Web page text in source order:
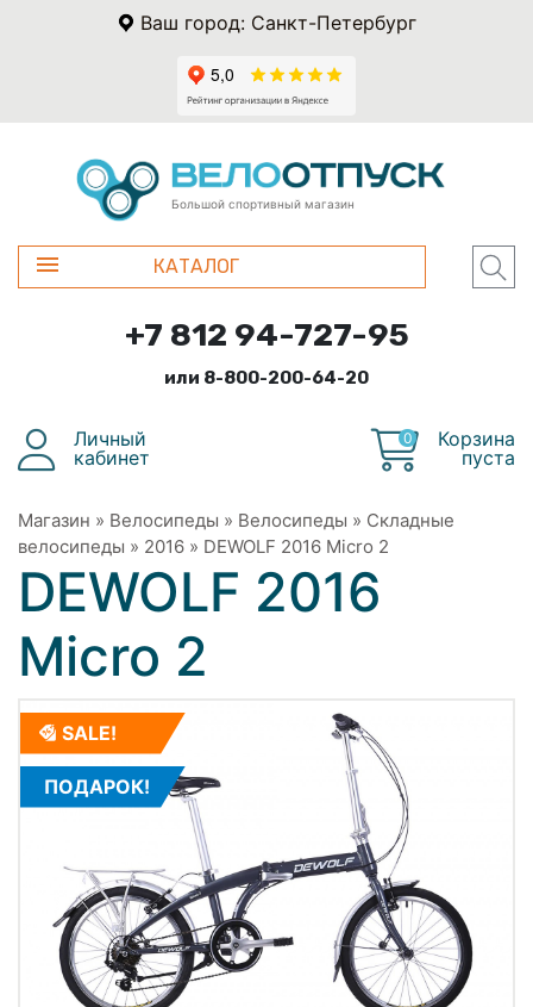
Ваш город: Санкт-Петербург
Большой спортивный магазин
КАТАЛОГ
+7 812 94-727-95
или 8-800-200-64-20
Личный
кабинет
0
Корзина
пуста
Магазин » Велосипеды » Велосипеды » Складные
велосипеды » 2016 » DEWOLF 2016 Micro 2
DEWOLF 2016
Micro 2
SALE!
ПОДАРОК!